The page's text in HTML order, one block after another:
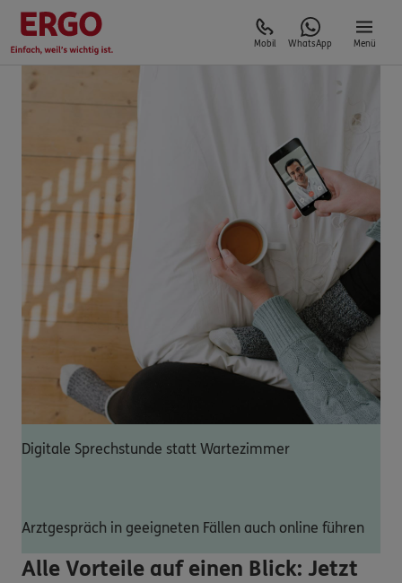
Mobil WhatsApp Menü
Digitale Sprechstunde statt Wartezimmer
Arztgespräch in geeigneten Fällen auch online führen
Alle Vorteile auf einen Blick: Jetzt